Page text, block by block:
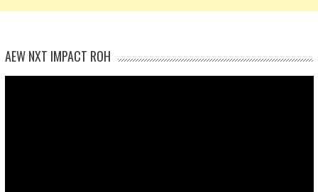
AEW NXT IMPACT ROH